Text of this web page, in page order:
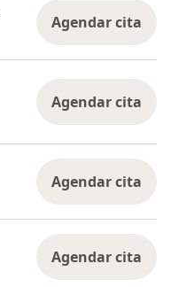
Agendar cita
Agendar cita
Agendar cita
Agendar cita